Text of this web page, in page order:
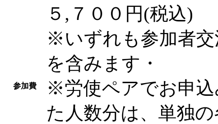
参加費
５,７００円(税込)
※いずれも参加者
を含みます・
※労使ペアでお申
た人数分は、単独